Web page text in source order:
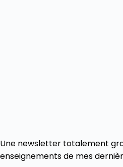
Une newsletter totalement
enseignements de mes